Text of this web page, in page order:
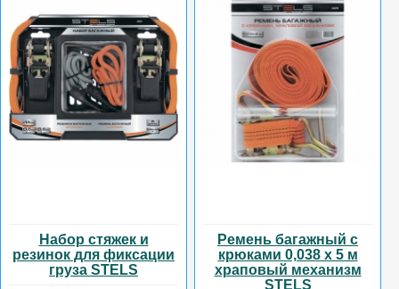
Набор стяжек и
резинок для фиксации
груза STELS
Ремень багажный с
крюками 0,038 х 5 м
храповый механизм
STELS